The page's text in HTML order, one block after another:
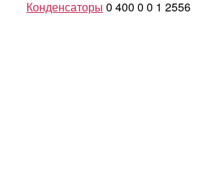
Конденсаторы 0 400 0 0 1 2556